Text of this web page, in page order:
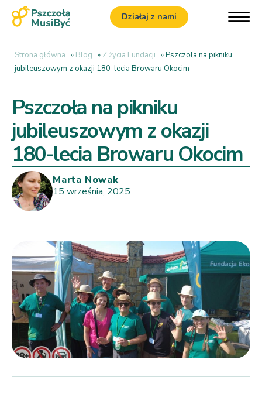
Działaj z nami
Strona główna » Blog » Z życia Fundacji »Pszczoła na pikniku
jubileuszowym z okazji 180-lecia Browaru Okocim
Pszczoła na pikniku
jubileuszowym z okazji
180-lecia Browaru Okocim
Marta Nowak
15 września, 2025